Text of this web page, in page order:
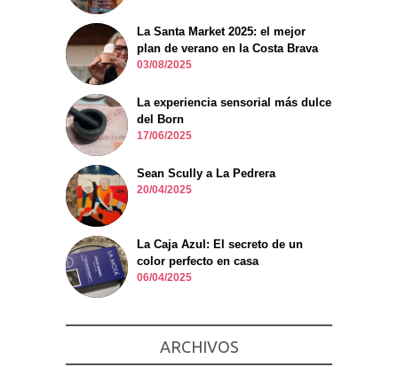
La Santa Market 2025: el mejor
plan de verano en la Costa Brava
03/08/2025
La experiencia sensorial más dulce
del Born
17/06/2025
Sean Scully a La Pedrera
20/04/2025
La Caja Azul: El secreto de un
color perfecto en casa
06/04/2025
ARCHIVOS